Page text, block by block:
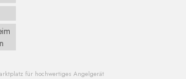
für hochwertiges Angelgerät